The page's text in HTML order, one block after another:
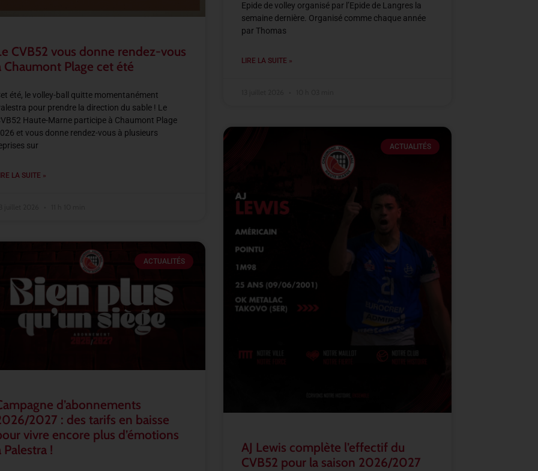
CVB52 vous donne rendez-vous
Chaumont Plage cet été
été, le volley-ball quitte momentanément
pour prendre la direction du sable ! Le
Haute-Marne participe à Chaumont Plage
et vous donne rendez-vous à plusieurs
sur
LA SUITE »
Epide de volley organisé par l’Epide de Langres la
semaine dernière. Organisé comme chaque année
par Thomas
LIRE LA SUITE »
ACTUALITÉS
d’abonnements
2027 : des tarifs en baisse
vivre encore plus d’émotions
Palestra !
ACTUALITÉS
AJ Lewis complète l’effectif du
CVB52 pour la saison 2026/2027